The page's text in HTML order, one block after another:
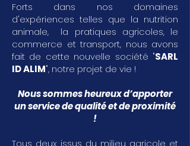
Forts dans nos domaines
d'expériences telles que la nutrition
animale, la pratiques agricoles, le
commerce et transport, nous avons
fait de cette nouvelle société "SARL
ID ALIM", notre projet de vie !
Nous sommes heureux d’apporter
un service de qualité et de proximité
!
Tous deux issus du milieu agricole et